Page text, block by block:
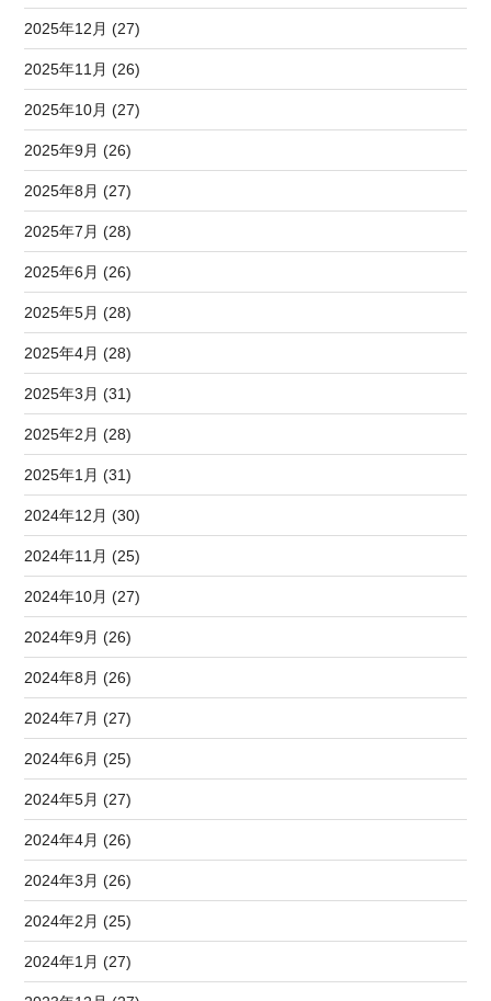
2025年12月 (27)
2025年11月 (26)
2025年10月 (27)
2025年9月 (26)
2025年8月 (27)
2025年7月 (28)
2025年6月 (26)
2025年5月 (28)
2025年4月 (28)
2025年3月 (31)
2025年2月 (28)
2025年1月 (31)
2024年12月 (30)
2024年11月 (25)
2024年10月 (27)
2024年9月 (26)
2024年8月 (26)
2024年7月 (27)
2024年6月 (25)
2024年5月 (27)
2024年4月 (26)
2024年3月 (26)
2024年2月 (25)
2024年1月 (27)